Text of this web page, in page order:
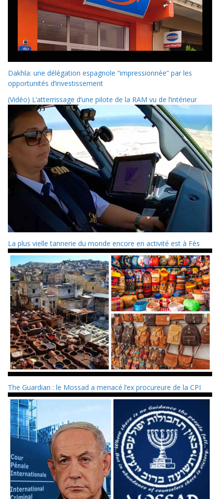
Dakhla: une délégation espagnole “impressionnée” par les
opportunités d’investissement
(Vidéo) L’atterrissage d’une pilote de la RAM vu de l’intérieur
La plus vielle tannerie du monde encore en activité est à Fès
The Guardian : le Mossad a menacé l’ex procureure de la CPI